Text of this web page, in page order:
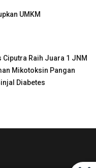
UMKM
Ciputra Raih Juara 1 JNM
Mikotoksin Pangan
Diabetes